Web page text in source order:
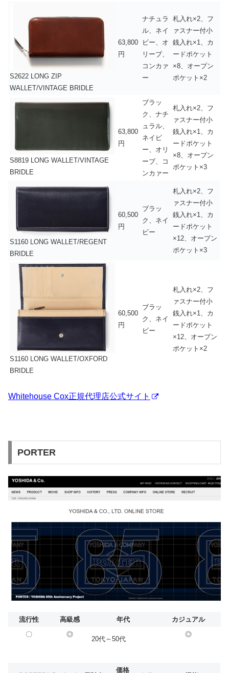
S2622 LONG ZIP
WALLET/VINTAGE BRIDLE
63,800
円
ナチュラ
ル、ネイ
ビー、オ
リーブ、
コンカァ
ー
札入れ×2、フ
ァスナー付小
銭入れ×1、カ
ードポケット
×8、オープン
ポケット×2
S8819 LONG WALLET/VINTAGE
BRIDLE
63,800
円
ブラッ
ク、ナチ
ュラル、
ネイビ
ー、オリ
ーブ、コ
ンカァー
札入れ×2、フ
ァスナー付小
銭入れ×1、カ
ードポケット
×8、オープン
ポケット×3
S1160 LONG WALLET/REGENT
BRIDLE
60,500
円
ブラッ
ク、ネイ
ビー
札入れ×2、フ
ァスナー付小
銭入れ×1、カ
ードポケット
×12、オープン
ポケット×3
S1160 LONG WALLET/OXFORD
BRIDLE
60,500
円
ブラッ
ク、ネイ
ビー
札入れ×2、フ
ァスナー付小
銭入れ×1、カ
ードポケット
×12、オープン
ポケット×2
Whitehouse Cox正規代理店公式サイト
PORTER
流行性 高級感 年代
カジュアル
〇
◎
20代～50代
◎
価格